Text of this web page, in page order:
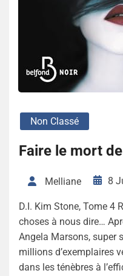
Non Classé
Faire le mort
Melliane 8
D.I. Kim Stone, Tome 4
choses à nous dire…
Angela Marsons, super
millions d’exemplaires
dans les ténèbres à